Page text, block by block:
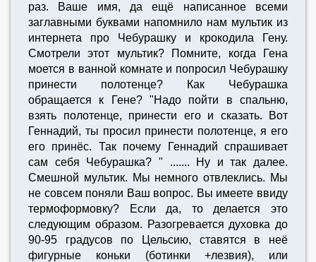
раз. Ваше имя, да ещё написанное всеми
заглавными буквами напомнило нам мультик из
интернета про Чебурашку и крокодила Гену.
Смотрели этот мультик? Помните, когда Гена
моется в ванной комнате и попросил Чебурашку
принести полотенце? Как Чебурашка
обращается к Гене? "Надо пойти в спальню,
взять полотенце, принести его и сказать. Вот
Геннадий, ты просил принести полотенце, я его
его принёс. Так почему Геннадий спрашивает
сам себя Чебурашка? " ....... Ну и так далее.
Смешной мультик. Мы немного отвлеклись. Мы
не совсем поняли Ваш вопрос. Вы имеете ввиду
термоформовку? Если да, то делается это
следующим образом. Разогревается духовка до
90-95 градусов по Цельсию, ставятся в неё
фигурные коньки (ботинки +лезвия), или